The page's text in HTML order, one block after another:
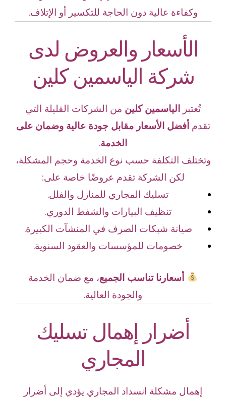
وكفاءة عالية دون الحاجة للتكسير أو الإتلاف.
الأسعار والعروض لدى
شركة الياسمين كلين
تُعتبر الياسمين كلين من الشركات القليلة التي
تقدمأفضل الأسعار مقابل جودة عالية وضمان على
الخدمة.
وتختلف التكلفة حسب نوع الخدمة وحجم المشكلة،
لكن الشركة تقدم عروضًا خاصة على:
تسليك المجاري للمنازل والفلل.
تنظيف البيارات والشفط الدوري.
صيانة شبكات الصرف في المنشآت الكبيرة.
خصومات للمؤسسات والعقود السنوية.
أسعارنا تناسب الجميع، مع ضمان الخدمة
والجودة العالية.
أضرار إهمال تسليك
المجاري
إهمال مشكلة انسداد المجاري يؤدي إلى أضرار